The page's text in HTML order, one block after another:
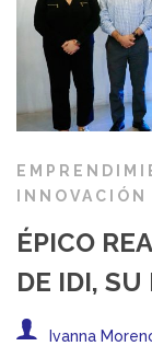
INNOVACIÓN
ÉPICO
DE IDI,
Ivanna